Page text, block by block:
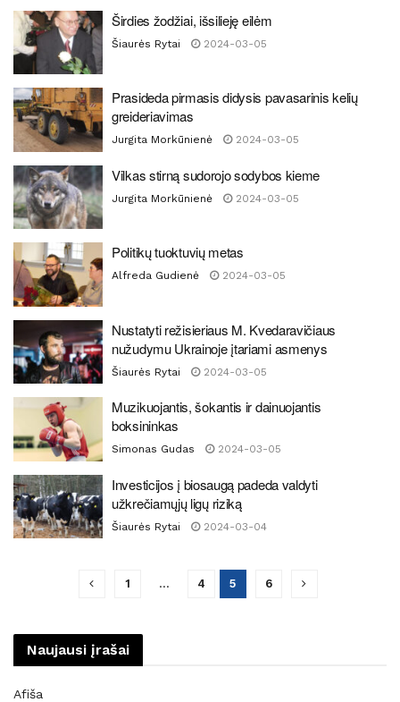
Širdies žodžiai, išsilieję eilėm
Šiaurės Rytai 2024-03-05
Prasideda pirmasis didysis pavasarinis kelių
greideriavimas
Jurgita Morkūnienė 2024-03-05
Vilkas stirną sudorojo sodybos kieme
Jurgita Morkūnienė 2024-03-05
Politikų tuoktuvių metas
Alfreda Gudienė 2024-03-05
Nustatyti režisieriaus M. Kvedaravičiaus
nužudymu Ukrainoje įtariami asmenys
Šiaurės Rytai 2024-03-05
Muzikuojantis, šokantis ir dainuojantis
boksininkas
Simonas Gudas 2024-03-05
Investicijos į biosaugą padeda valdyti
užkrečiamųjų ligų riziką
Šiaurės Rytai 2024-03-04
1 … 4 5 6
Naujausi įrašai
Afiša